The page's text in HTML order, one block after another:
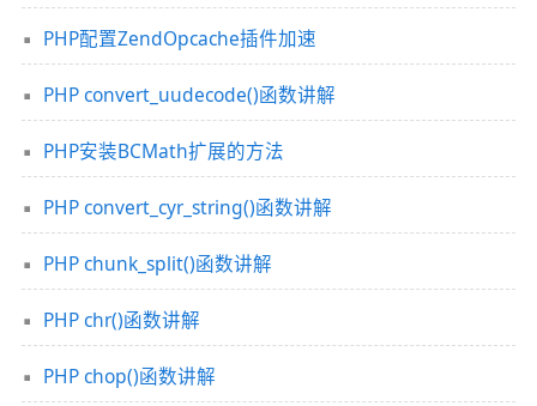
PHP配置ZendOpcache插件加速
PHP convert_uudecode()函数讲解
PHP安装BCMath扩展的方法
PHP convert_cyr_string()函数讲解
PHP chunk_split()函数讲解
PHP chr()函数讲解
PHP chop()函数讲解